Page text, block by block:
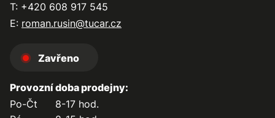
T: +420 608 917 545
E: roman.rusin@tucar.cz
Zavřeno
Provozní doba prodejny:
Po-Čt
8-17 hod.